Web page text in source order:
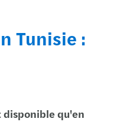
Tunisie :
qu'en